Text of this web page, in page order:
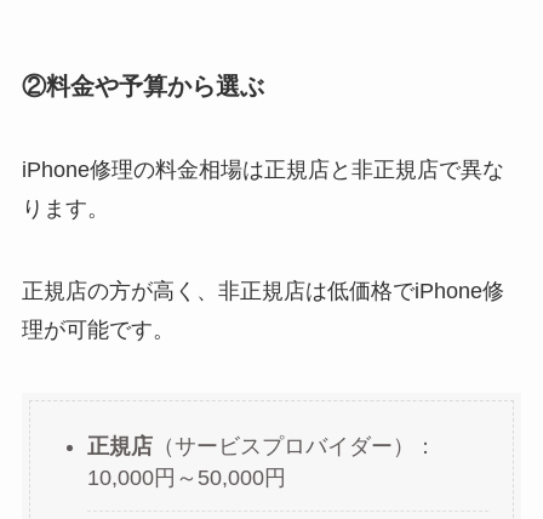
②料金や予算から選ぶ
iPhone修理の料金相場は正規店と非正規店で異な
ります。
正規店の方が高く、非正規店は低価格でiPhone修
理が可能です。
正規店（サービスプロバイダー）：
10,000円～50,000円